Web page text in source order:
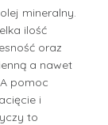
mineralny.
ilość
oraz
a nawet
pomoc
i
to